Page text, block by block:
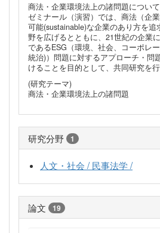
商法・企業環境法上の諸問題について
ゼミナール（演習）では、商法（企
可能(sustainable)な企業のあり方を
野を広げるとともに、21世紀の企業
であるESG（環境、社会、コーポレ
統治)）問題に対するアプローチ・問
けることを目的として、共同研究を行
(研究テーマ)
商法・企業環境法上の諸問題
研究分野 1
人文・社会 / 民事法学 /
論文 19